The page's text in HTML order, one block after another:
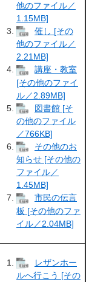
他のファイル／
1.15MB]
催し [その
他のファイル／
2.21MB]
講座・教室
[その他のファイ
ル／2.89MB]
図書館 [そ
の他のファイル
／766KB]
その他のお
知らせ [その他の
ファイル／
1.45MB]
市民の伝言
板 [その他のファ
イル／2.04MB]
レザンホー
ルへ行こう [その